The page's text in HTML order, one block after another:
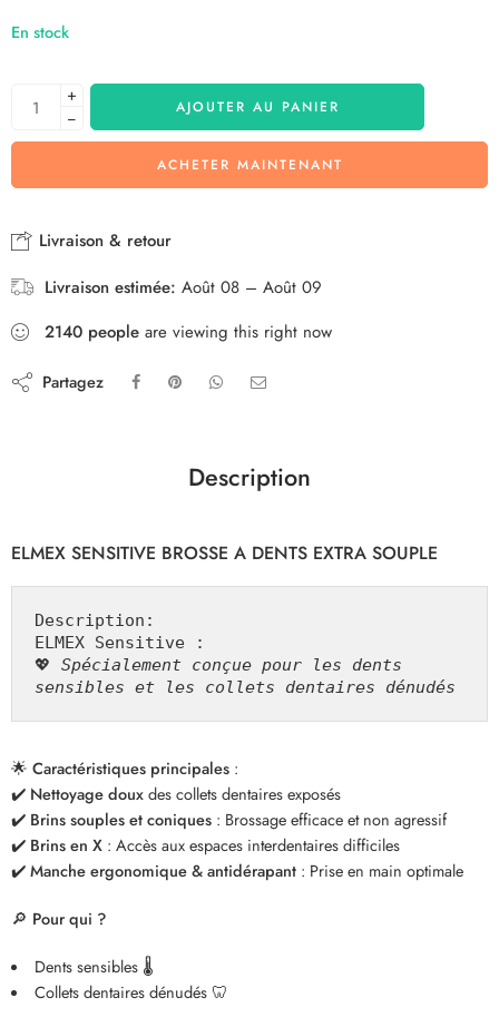
En stock
+
−
AJOUTER AU PANIER
ACHETER MAINTENANT
Livraison & retour
Livraison estimée: Août 08 – Août 09
2140 people are viewing this right now
Partagez
Description
ELMEX SENSITIVE BROSSE A DENTS EXTRA SOUPLE
Description:
ELMEX Sensitive :
💖 Spécialement conçue pour les dents
sensibles et les collets dentaires dénudés
🌟 Caractéristiques principales :
✔️ Nettoyage douxdes collets dentaires exposés
✔️ Brins souples et coniques : Brossage efficace et non agressif
✔️ Brins en X : Accès aux espaces interdentaires difficiles
✔️Manche ergonomique & antidérapant : Prise en main optimale
🔎 Pour qui ?
Dents sensibles 🌡️
Collets dentaires dénudés 🦷